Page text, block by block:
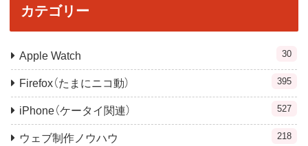
カテゴリー
Apple Watch 30
Firefox（たまにニコ動） 395
iPhone（ケータイ関連） 527
ウェブ制作ノウハウ 218